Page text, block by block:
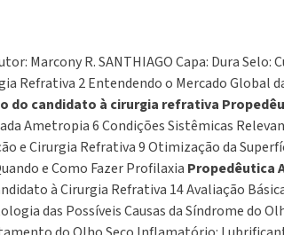
Marcony R. SANTHIAGO Capa: Dura Selo:
Refrativa 2 Entendendo o Mercado
do candidato à cirurgia refrativa
Ametropia 6 Condições Sistêmicas
e Cirurgia Refrativa 9 Otimização da
e Como Fazer Profilaxia Propedêutica
à Cirurgia Refrativa 14 Avaliação
das Possíveis Causas da Síndrome do